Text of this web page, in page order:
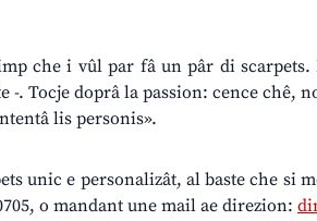
che i vûl par fâ un pâr di scarpets.
-. Tocje doprâ la passion: cence chê,
lis personis».
unic e personalizât, al baste che si
o mandant une mail ae direzion: